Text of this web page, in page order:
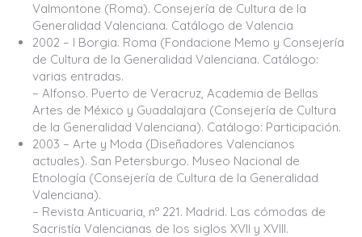
Valmontone (Roma). Consejería de Cultura de la
Generalidad Valenciana. Catálogo de Valencia
2002 – I Borgia. Roma (Fondacione Memo y Consejería
de Cultura de la Generalidad Valenciana. Catálogo:
varias entradas.
– Alfonso. Puerto de Veracruz, Academia de Bellas
Artes de México y Guadalajara (Consejería de Cultura
de la Generalidad Valenciana). Catálogo: Participación.
2003 – Arte y Moda (Diseñadores Valencianos
actuales). San Petersburgo. Museo Nacional de
Etnología (Consejería de Cultura de la Generalidad
Valenciana).
– Revista Anticuaria, nº 221. Madrid. Las cómodas de
Sacristía Valencianas de los siglos XVII y XVIII.